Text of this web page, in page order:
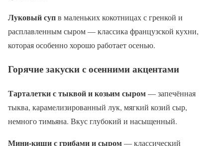
Луковый супв маленьких кокотницах с гренкой и
расплавленным сыром — классика французской кухни,
которая особенно хорошо работает осенью.
Горячие закуски с осенними акцентами
Тарталетки с тыквой и козьим сыром— запечённая
тыква, карамелизированный лук, мягкий козий сыр,
немного тимьяна. Вкус глубокий и насыщенный.
Мини-киши с грибами и сыром— классический